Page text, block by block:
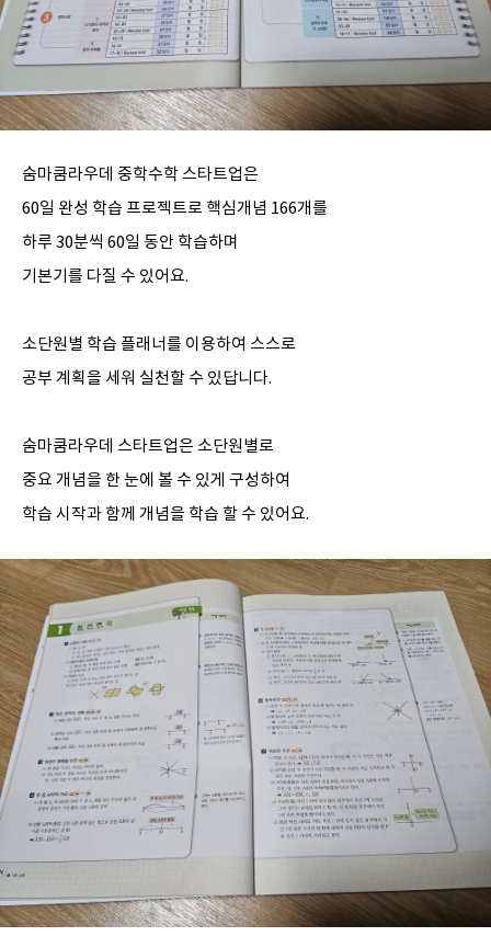
숨마쿰라우데 중학수학 스타트업은
60일 완성 학습 프로젝트로 핵심개념 166개를
하루 30분씩 60일 동안 학습하며
기본기를 다질 수 있어요.
소단원별 학습 플래너를 이용하여 스스로
공부 계획을 세워 실천할 수 있답니다.
숨마쿰라우데 스타트업은 소단원별로
중요 개념을 한 눈에 볼 수 있게 구성하여
학습 시작과 함께 개념을 학습 할 수 있어요.